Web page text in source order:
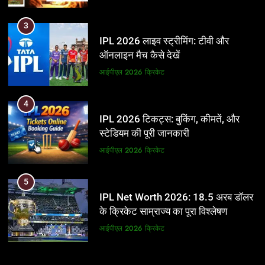
3
IPL 2026 लाइव स्ट्रीमिंग: टीवी और
ऑनलाइन मैच कैसे देखें
आईपीएल 2026 क्रिकेट
4
IPL 2026 टिकट्स: बुकिंग, कीमतें, और
स्टेडियम की पूरी जानकारी
आईपीएल 2026 क्रिकेट
5
IPL Net Worth 2026: 18.5 अरब डॉलर
के क्रिकेट साम्राज्य का पूरा विश्लेषण
आईपीएल 2026 क्रिकेट